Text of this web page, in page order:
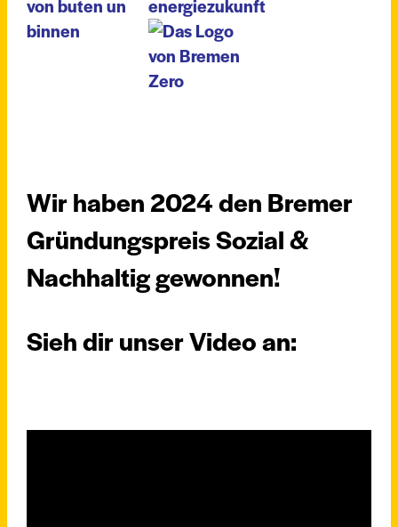
Wir haben 2024 den Bremer
Gründungspreis Sozial &
Nachhaltig gewonnen!
Sieh dir unser Video an: